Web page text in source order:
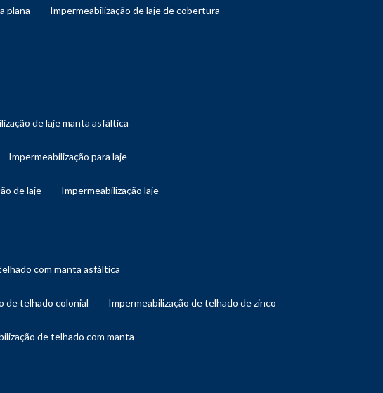
plana impermeabilização de laje de cobertura
de laje manta asfáltica
impermeabilização para laje
de laje impermeabilização laje
com manta asfáltica
de telhado colonial impermeabilização de telhado de zinco
de telhado com manta